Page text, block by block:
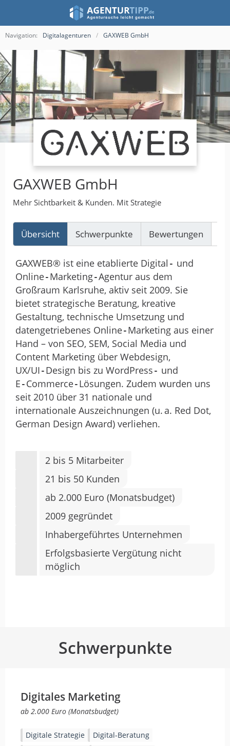
Navigation: Digitalagenturen GAXWEB GmbH
GAXWEB GmbH
Mehr Sichtbarkeit & Kunden. Mit Strategie
Übersicht Schwerpunkte Bewertungen
GAXWEB® ist eine etablierte Digital‑ und
Online‑Marketing‑Agentur aus dem
Großraum Karlsruhe, aktiv seit 2009. Sie
bietet strategische Beratung, kreative
Gestaltung, technische Umsetzung und
datengetriebenes Online‑Marketing aus einer
Hand – von SEO, SEM, Social Media und
Content Marketing über Webdesign,
UX/UI‑Design bis zu WordPress‑ und
E‑Commerce‑Lösungen. Zudem wurden uns
seit 2010 über 31 nationale und
internationale Auszeichnungen (u. a. Red Dot,
German Design Award) verliehen.
2 bis 5 Mitarbeiter
21 bis 50 Kunden
ab 2.000 Euro (Monatsbudget)
2009 gegründet
Inhabergeführtes Unternehmen
Erfolgsbasierte Vergütung nicht
möglich
Schwerpunkte
Digitales Marketing
ab 2.000 Euro (Monatsbudget)
Digitale Strategie
Digital-Beratung